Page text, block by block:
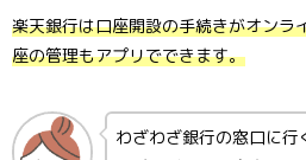
楽天銀行は口座開設の手続きがオンラ
座の管理もアプリでできます。
わざわざ銀行の窓口に